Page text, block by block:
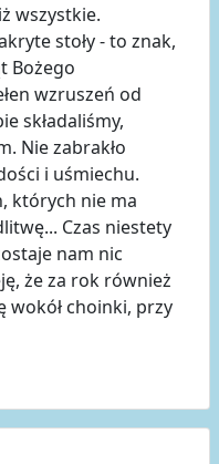
wszystkie.
stoły - to znak,
Bożego
wzruszeń od
składaliśmy,
Nie zabrakło
i uśmiechu.
których nie ma
Czas niestety
nam nic
że za rok również
wokół choinki, przy